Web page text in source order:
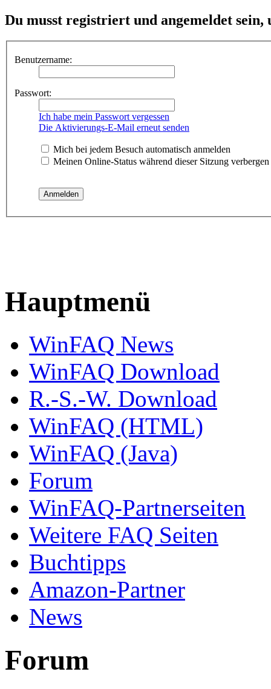
Du musst registriert und angemeldet sein,
Benutzername:
Passwort:
Ich habe mein Passwort vergessen
Die Aktivierungs-E-Mail erneut senden
Mich bei jedem Besuch automatisch anmelden
Meinen Online-Status während dieser Sitzung verbergen
Hauptmenü
WinFAQ News
WinFAQ Download
R.-S.-W. Download
WinFAQ (HTML)
WinFAQ (Java)
Forum
WinFAQ-Partnerseiten
Weitere FAQ Seiten
Buchtipps
Amazon-Partner
News
Forum